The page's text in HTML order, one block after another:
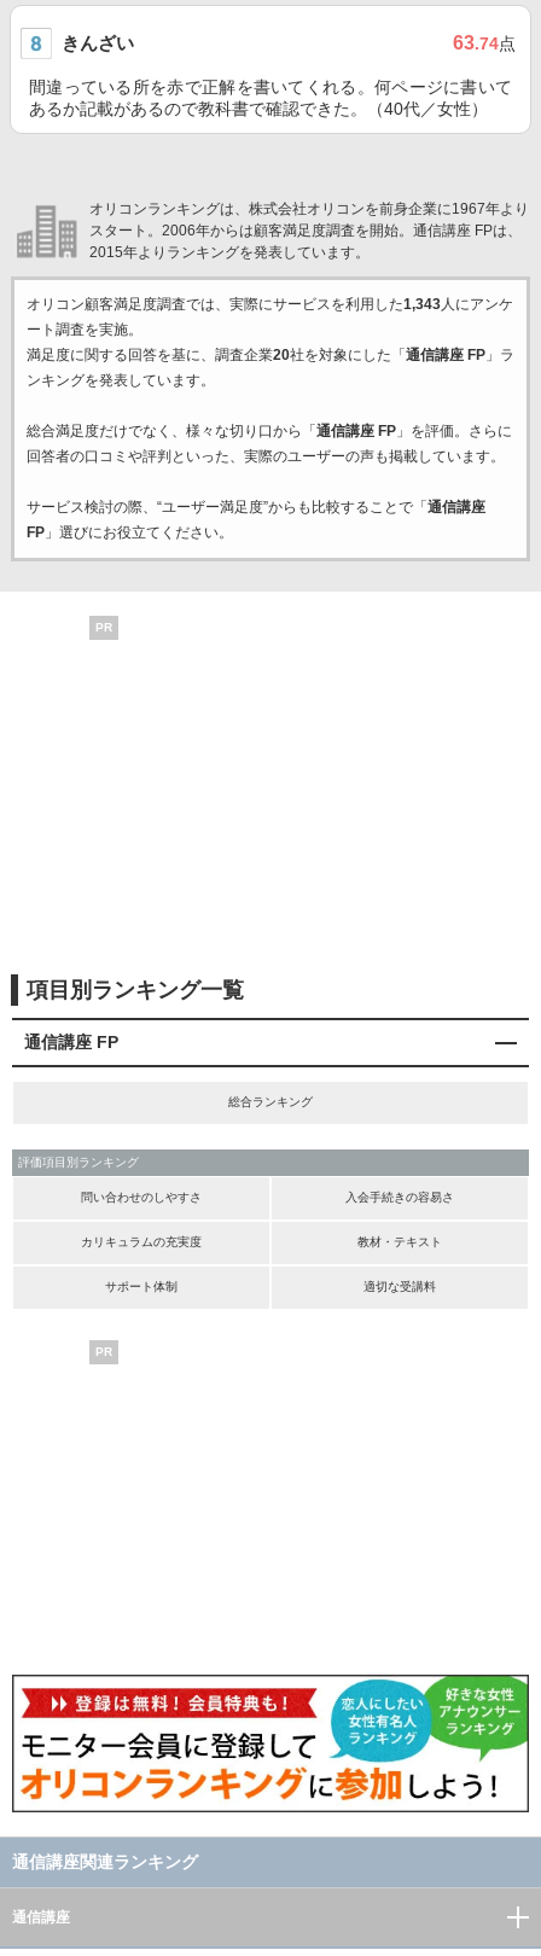
きんざい 63.74点
間違っている所を赤で正解を書いてくれる。何ページに書いて
あるか記載があるので教科書で確認できた。（40代／女性）
オリコンランキングは、株式会社オリコンを前身企業に1967年より
スタート。2006年からは顧客満足度調査を開始。通信講座 FPは、
2015年よりランキングを発表しています。
オリコン顧客満足度調査では、実際にサービスを利用した1,343人にアンケ
ート調査を実施。
満足度に関する回答を基に、調査企業20社を対象にした「 通信講座 FP」ラ
ンキングを発表しています。
総合満足度だけでなく、様々な切り口から「 通信講座 FP」を評価。さらに
回答者の口コミや評判といった、実際のユーザーの声も掲載しています。
サービス検討の際、“ユーザー満足度”からも比較することで「 通信講座
FP」選びにお役立てください。
PR
項目別ランキング一覧
通信講座 FP
総合ランキング
評価項目別ランキング
問い合わせのしやすさ 入会手続きの容易さ
カリキュラムの充実度 教材・テキスト
サポート体制 適切な受講料
PR
通信講座関連ランキング
通信講座